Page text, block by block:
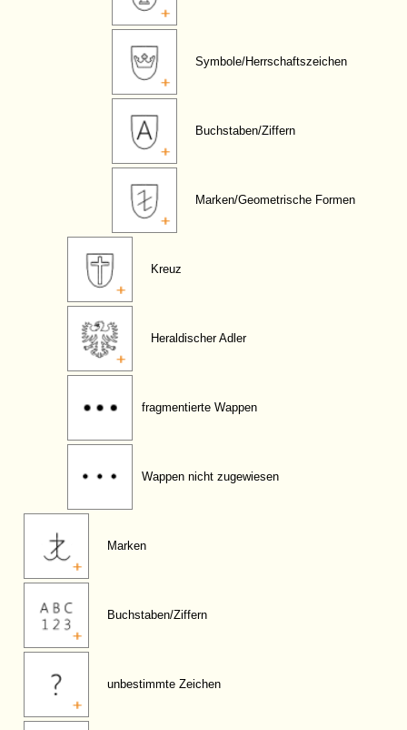
Symbole/Herrschaftszeichen
Buchstaben/Ziffern
Marken/Geometrische Formen
Kreuz
Heraldischer Adler
fragmentierte Wappen
Wappen nicht zugewiesen
Marken
Buchstaben/Ziffern
unbestimmte Zeichen